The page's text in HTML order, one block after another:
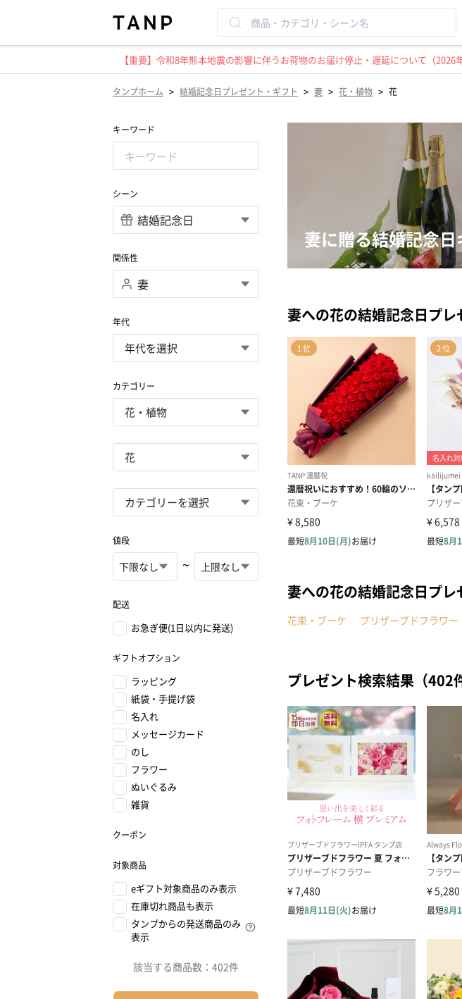
【重要】令和8年熊本地震の影響に伴うお荷物のお届け停止・遅延について（2026
タンプホーム > 結婚記念日プレゼント・ギフト > 妻 > 花・植物 > 花
キーワード
シーン
関係性
年代
カテゴリー
値段
~
配送
お急ぎ便(1日以内に発送)
ギフトオプション
ラッピング
紙袋・手提げ袋
名入れ
メッセージカード
のし
フラワー
ぬいぐるみ
雑貨
クーポン
対象商品
eギフト対象商品のみ表示
在庫切れ商品も表示
タンプからの発送商品のみ
表示
該当する商品数： 402件
妻に贈る結婚記念
妻への花の結婚記念日プ
妻への花の結婚記念日プ
花束・ブーケ プリザーブドフラワー
プレゼント検索結果（402